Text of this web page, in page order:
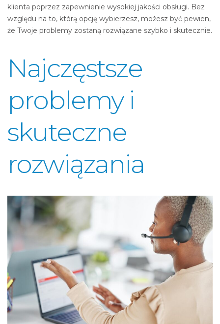
klienta poprzez zapewnienie wysokiej jakości obsługi. Bez
względu na to, którą opcję wybierzesz, możesz być pewien,
że Twoje problemy zostaną rozwiązane szybko i skutecznie.
Najczęstsze
problemy i
skuteczne
rozwiązania